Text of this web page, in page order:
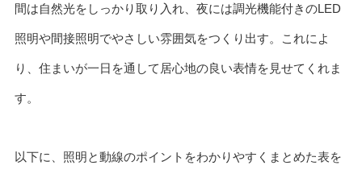
間は自然光をしっかり取り入れ、夜には調光機能付きのLED
照明や間接照明でやさしい雰囲気をつくり出す。これによ
り、住まいが一日を通して居心地の良い表情を見せてくれま
す。
以下に、照明と動線のポイントをわかりやすくまとめた表を